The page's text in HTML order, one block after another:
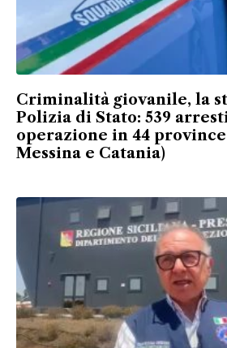
Criminalità giovanile, la
Polizia di Stato: 539
operazione in 44 province
Messina e Catania)